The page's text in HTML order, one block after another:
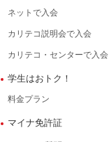
ネットで入会
カリテコ説明会で入会
カリテコ・センターで入会
学生はおトク！
料金プラン
マイナ免許証